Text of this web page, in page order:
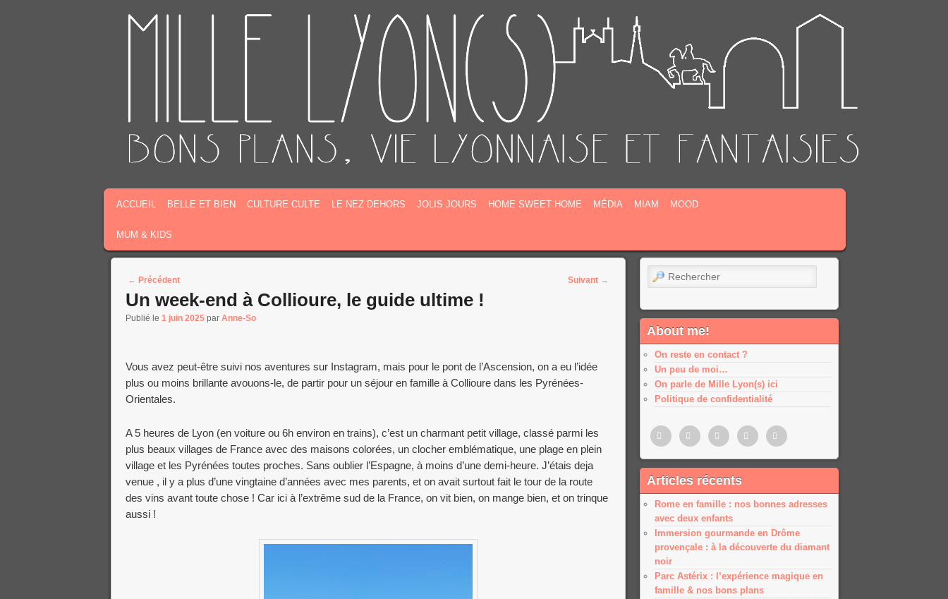
MASQUER LA NAVIGATION PRINCIPALE
MASQUER LA NAVIGATION SECONDAIRE
ACCUEIL BELLE ET BIEN CULTURE CULTE LE NEZ DEHORS JOLIS JOURS HOME SWEET HOME MÉDIA MIAM MOOD
MUM & KIDS
Post navigation
← Précédent Suivant →
Un week-end à Collioure, le guide ultime !
Publié le 1 juin 2025 par Anne-So
Vous avez peut-être suivi nos aventures sur Instagram, mais pour le pont de l’Ascension, on a eu l’idée
plus ou moins brillante avouons-le, de partir pour un séjour en famille à Collioure dans les Pyrénées-
Orientales.
A 5 heures de Lyon (en voiture ou 6h environ en trains), c’est un charmant petit village, classé parmi les
plus beaux villages de France avec des maisons colorées, un clocher emblématique, une plage en plein
village et les Pyrénées toutes proches. Sans oublier l’Espagne, à moins d’une demi-heure. J’étais deja
venue , il y a plus d’une vingtaine d’années avec mes parents, et on avait surtout fait le tour de la route
des vins avant toute chose ! Car ici à l’extrême sud de la France, on vit bien, on mange bien, et on trinque
aussi !
Rechercher
About me!
On reste en contact ?
Un peu de moi…
On parle de Mille Lyon(s) ici
Politique de confidentialité
PinterestTwitter FacebookGoogle
plus
Google
Articles récents
Rome en famille : nos bonnes adresses
avec deux enfants
Immersion gourmande en Drôme
provençale : à la découverte du diamant
noir
Parc Astérix : l’expérience magique en
famille & nos bons plans